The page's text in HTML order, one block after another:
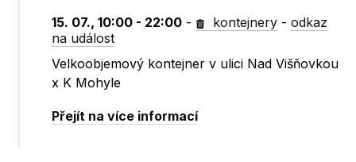
15. 07., 10:00 - 22:00 - kontejnery -odkaz
na událost
Velkoobjemový kontejner v ulici Nad Višňovkou
x K Mohyle
Přejít na více informací